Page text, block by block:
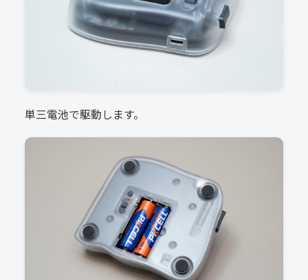
単三電池で駆動します。